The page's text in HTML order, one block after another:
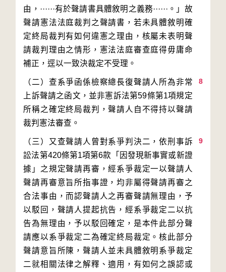
由，······有於聲請書具體敘明之義務······。」故
聲請憲法法庭裁判之聲請書，若未具體敘明確
定終局裁判有如何違憲之理由，核屬未表明聲
請裁判理由之情形，憲法法庭審查庭得毋庸命
8
（二）查系爭函係檢察總長復聲請人所為非常
上訴聲請之函文，並非憲訴法第59條第1項規定
所稱之確定終局裁判，聲請人自不得持以聲請
9
（三）又查聲請人曾對系爭判決二，依刑事訴
訟法第420條第1項第6款「因發現新事實或新證
據」之規定聲請再審，經系爭裁定一以聲請人
聲請再審意旨所指事證，均非屬得聲請再審之
合法事由，而認聲請人之再審聲請無理由，予
以駁回，聲請人提起抗告，經系爭裁定二以抗
告為無理由，予以駁回確定，是本件此部分聲
請應以系爭裁定二為確定終局裁定。核此部分
聲請意旨所陳，聲請人並未具體敘明系爭裁定
二就相關法律之解釋、適用，有如何之誤認或